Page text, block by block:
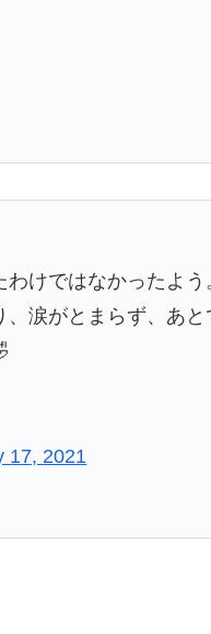
けではなかったよう
涙がとまらず、あと
17, 2021